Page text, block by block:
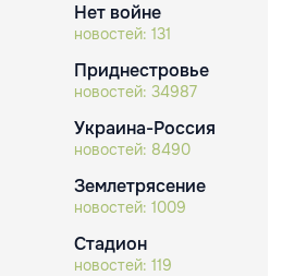
Нет войне
новостей: 131
Приднестровье
новостей: 34987
Украина-Россия
новостей: 8490
Землетрясение
новостей: 1009
Стадион
новостей: 119